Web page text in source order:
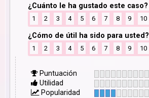
¿Cuánto le ha gustado este caso?
1 2 3 4 5 6 7 8 9 10
¿Cómo de útil ha sido para usted?
1 2 3 4 5 6 7 8 9 10
Puntuación
Utilidad
Popularidad